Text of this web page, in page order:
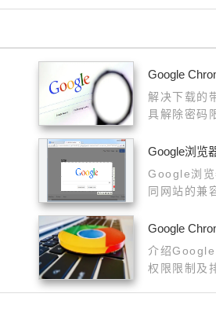
Google
解决下载的
具解除密码
Google浏览
Google浏览
同网站的兼
面呈现效果
Google
介绍
权限限制及